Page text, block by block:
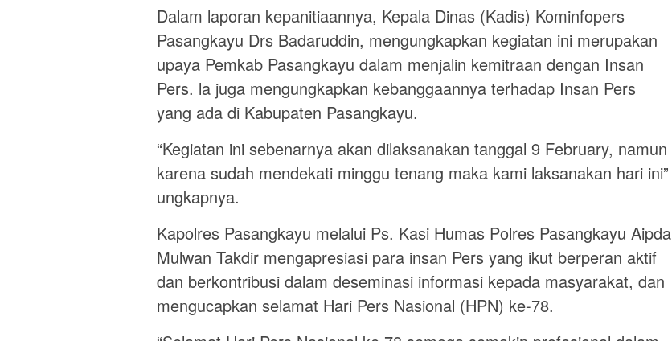
Dalam laporan kepanitiaannya, Kepala Dinas (Kadis) Kominfopers
Pasangkayu Drs Badaruddin, mengungkapkan kegiatan ini merupakan
upaya Pemkab Pasangkayu dalam menjalin kemitraan dengan Insan
Pers. la juga mengungkapkan kebanggaannya terhadap Insan Pers
yang ada di Kabupaten Pasangkayu.
“Kegiatan ini sebenarnya akan dilaksanakan tanggal 9 February, namun
karena sudah mendekati minggu tenang maka kami laksanakan hari ini”
ungkapnya.
Kapolres Pasangkayu melalui Ps. Kasi Humas Polres Pasangkayu Aipda
Mulwan Takdir mengapresiasi para insan Pers yang ikut berperan aktif
dan berkontribusi dalam deseminasi informasi kepada masyarakat, dan
mengucapkan selamat Hari Pers Nasional (HPN) ke-78.